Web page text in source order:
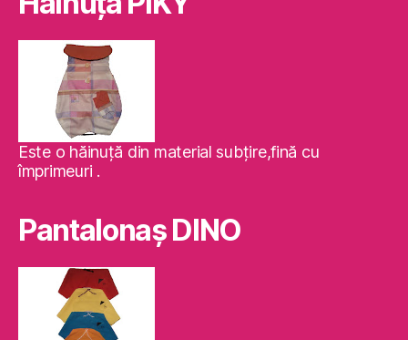
Este o hăinuţă din material subţire,fină cu
împrimeuri .
Pantalonaş DINO